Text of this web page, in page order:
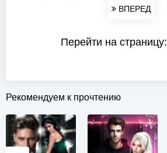
ВПЕРЕД
Перейти на страницу:
Рекомендуем к прочтению